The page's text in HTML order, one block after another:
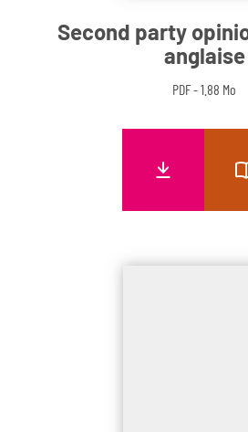
Second party
anglaise
PDF - 1.88 Mo